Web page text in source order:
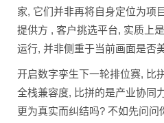
家, 它们并非再将自身定位为项
提供方 , 客户挑选平台, 实质上
运行, 并非侧重于当前画面是否美
开启数字孪生下一轮排位赛, 比
全栈兼容度, 比拼的是产业协同
更为真实而纠结吗? 不如先问